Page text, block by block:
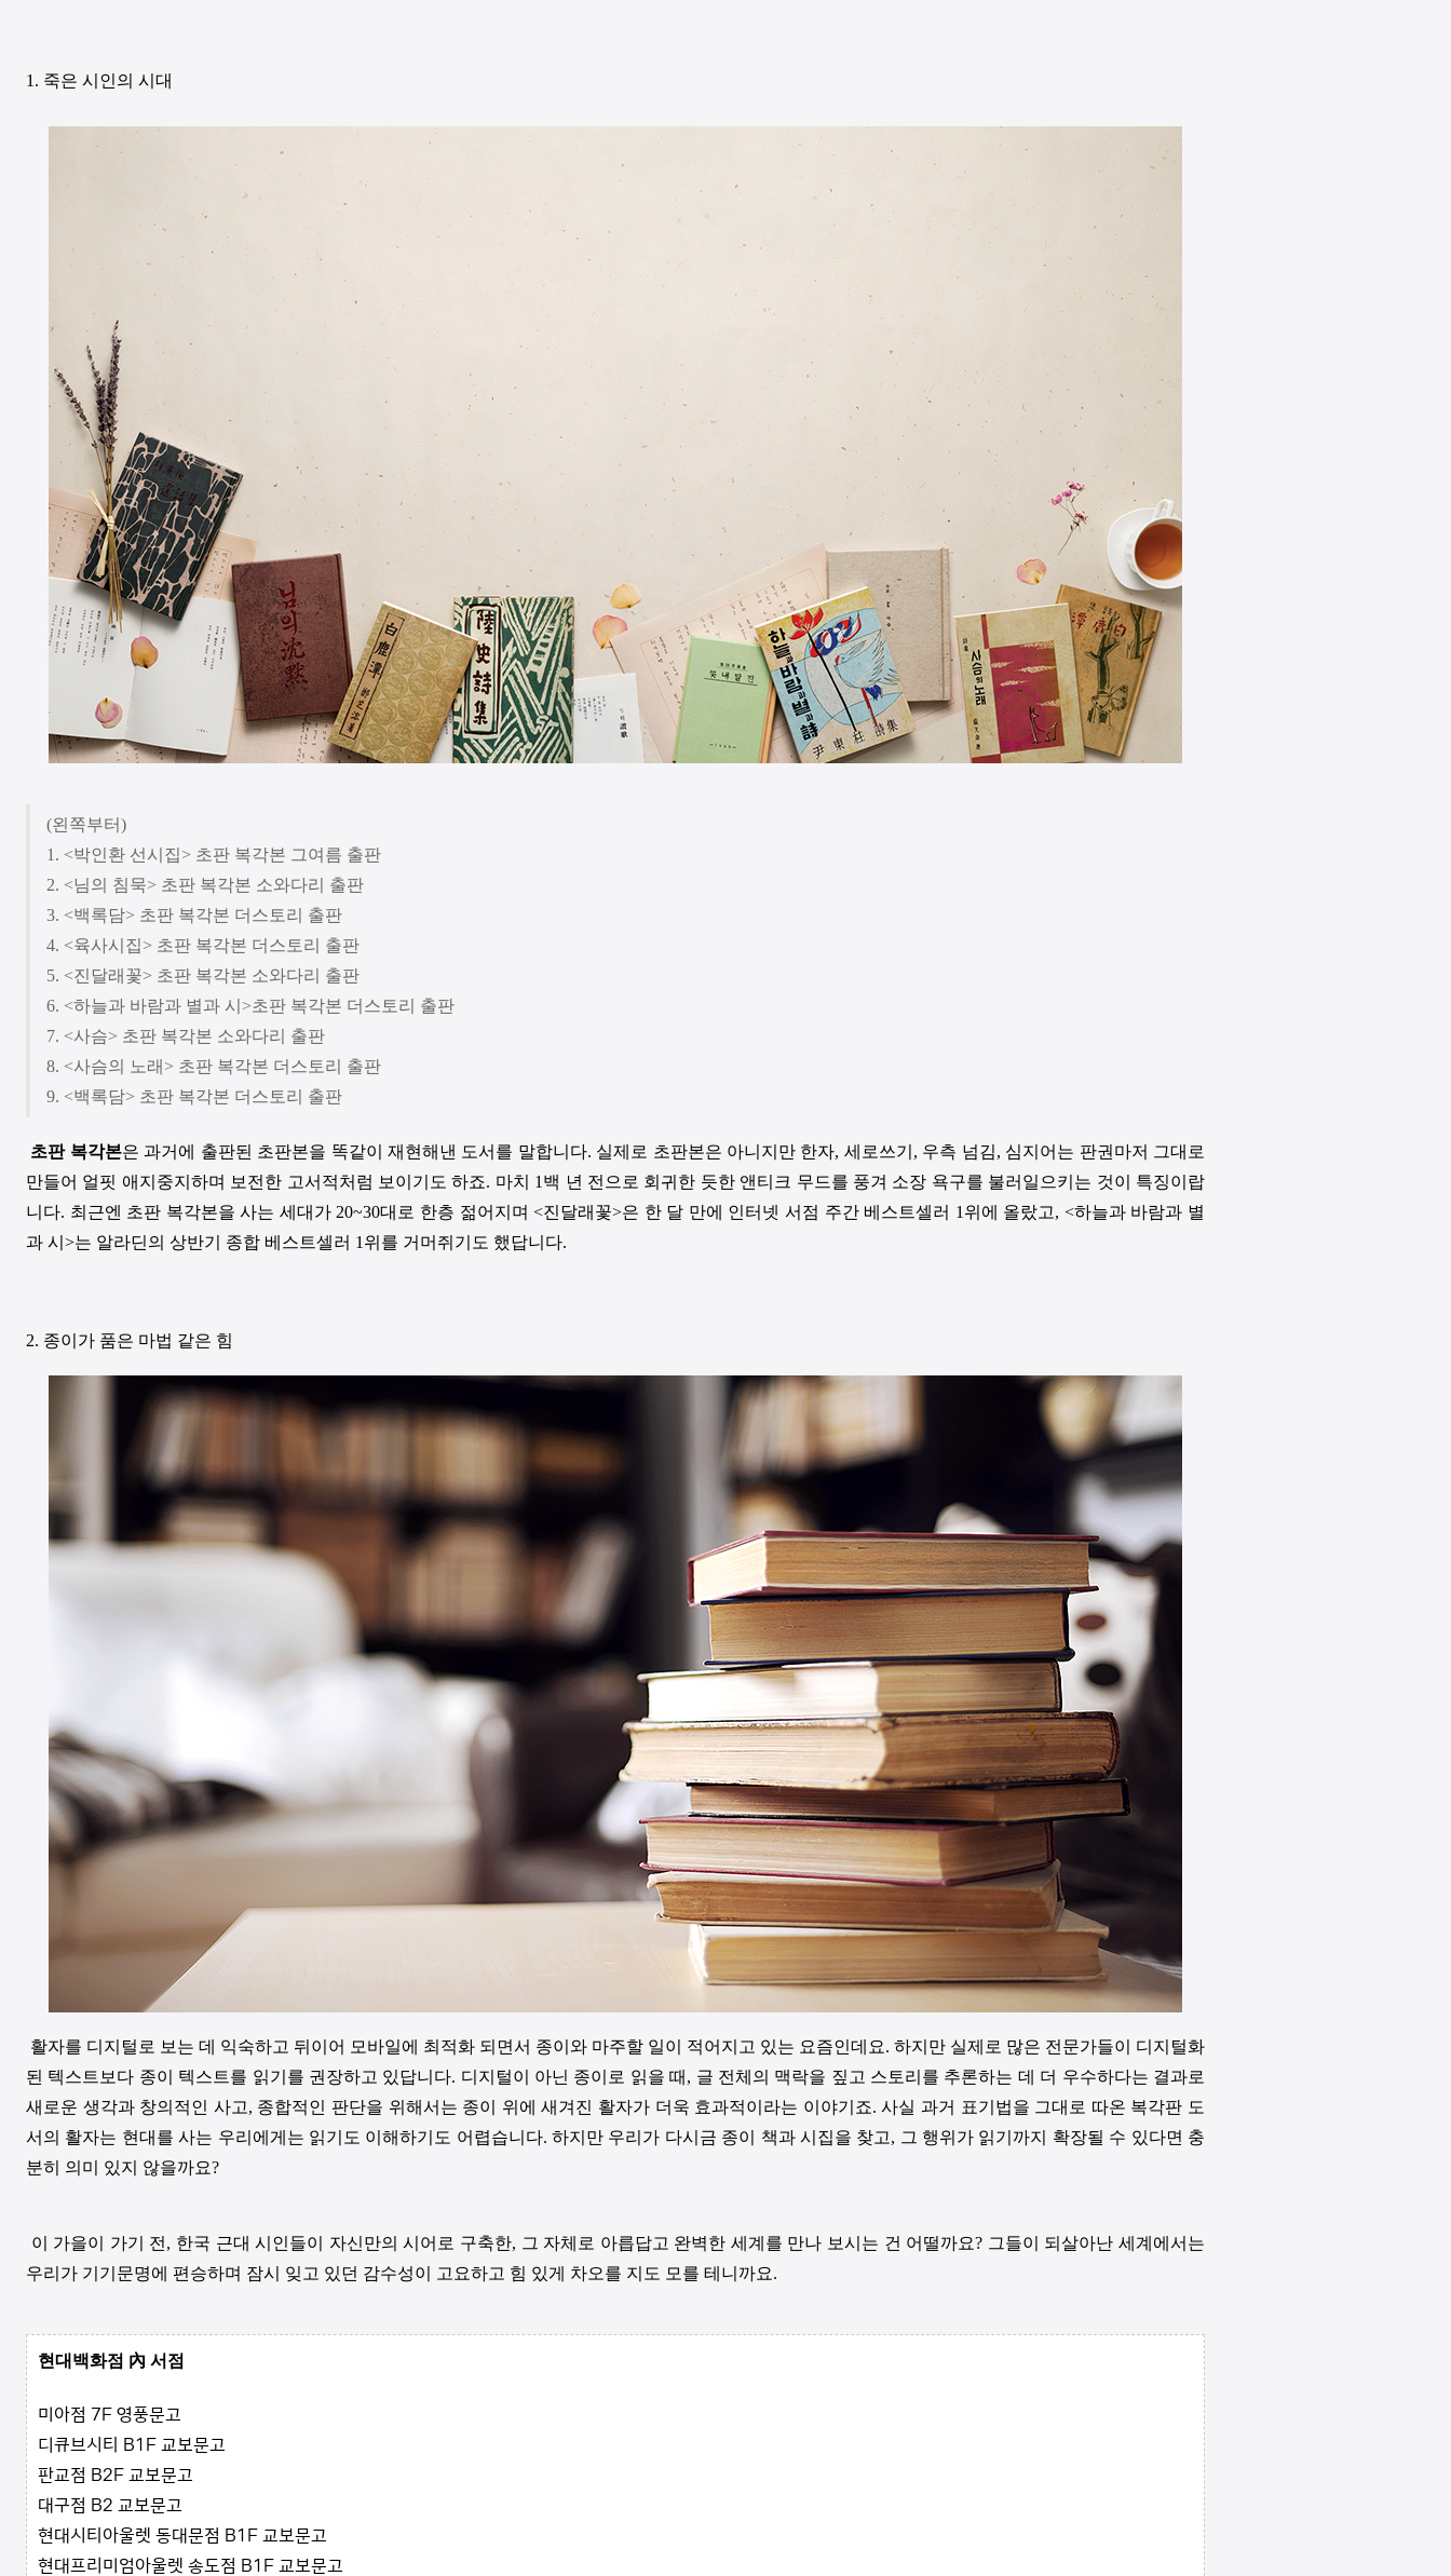
1. 죽은 시인의 시대
(왼쪽부터)
1. <박인환 선시집> 초판 복각본 그여름 출판
2. <님의 침묵> 초판 복각본 소와다리 출판
3. <백록담> 초판 복각본 더스토리 출판
4. <육사시집> 초판 복각본 더스토리 출판
5. <진달래꽃> 초판 복각본 소와다리 출판
6. <하늘과 바람과 별과 시>초판 복각본 더스토리 출판
7. <사슴> 초판 복각본 소와다리 출판
8. <사슴의 노래> 초판 복각본 더스토리 출판
9. <백록담> 초판 복각본 더스토리 출판
초판 복각본은 과거에 출판된 초판본을 똑같이 재현해낸 도서를 말합니다. 실제로 초판본은 아니지만 한자, 세로쓰기, 우측 넘김, 심지어는 판권마저 그대로
만들어 얼핏 애지중지하며 보전한 고서적처럼 보이기도 하죠. 마치 1백 년 전으로 회귀한 듯한 앤티크 무드를 풍겨 소장 욕구를 불러일으키는 것이 특징이랍
니다. 최근엔 초판 복각본을 사는 세대가 20~30대로 한층 젊어지며 <진달래꽃>은 한 달 만에 인터넷 서점 주간 베스트셀러 1위에 올랐고, <하늘과 바람과 별
과 시>는 알라딘의 상반기 종합 베스트셀러 1위를 거머쥐기도 했답니다.
2. 종이가 품은 마법 같은 힘
활자를 디지털로 보는 데 익숙하고 뒤이어 모바일에 최적화 되면서 종이와 마주할 일이 적어지고 있는 요즘인데요. 하지만 실제로 많은 전문가들이 디지털화
된 텍스트보다 종이 텍스트를 읽기를 권장하고 있답니다. 디지털이 아닌 종이로 읽을 때, 글 전체의 맥락을 짚고 스토리를 추론하는 데 더 우수하다는 결과로
새로운 생각과 창의적인 사고, 종합적인 판단을 위해서는 종이 위에 새겨진 활자가 더욱 효과적이라는 이야기죠. 사실 과거 표기법을 그대로 따온 복각판 도
서의 활자는 현대를 사는 우리에게는 읽기도 이해하기도 어렵습니다. 하지만 우리가 다시금 종이 책과 시집을 찾고, 그 행위가 읽기까지 확장될 수 있다면 충
분히 의미 있지 않을까요?
이 가을이 가기 전, 한국 근대 시인들이 자신만의 시어로 구축한, 그 자체로 아릅답고 완벽한 세계를 만나 보시는 건 어떨까요? 그들이 되살아난 세계에서는
우리가 기기문명에 편승하며 잠시 잊고 있던 감수성이 고요하고 힘 있게 차오를 지도 모를 테니까요.
현대백화점 內 서점
미아점 7F 영풍문고
디큐브시티 B1F 교보문고
판교점 B2F 교보문고
대구점 B2 교보문고
현대시티아울렛 동대문점 B1F 교보문고
현대프리미엄아울렛 송도점 B1F 교보문고